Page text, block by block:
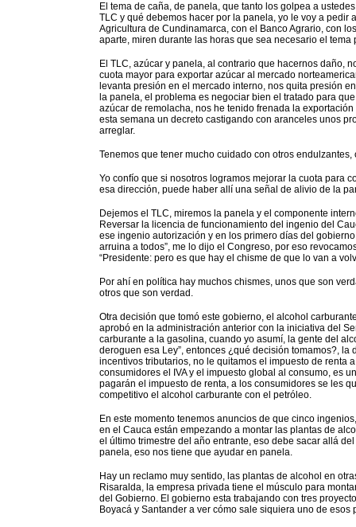
El tema de caña, de panela, que tanto los golpea a
TLC y qué debemos hacer por la panela, yo le voy a
Agricultura de Cundinamarca, con el Banco Agrario, con
aparte, miren durante las horas que sea necesario el tema
El TLC, azúcar y panela, al contrario que hacernos daño,
cuota mayor para exportar azúcar al mercado
levanta presión en el mercado interno, nos quita presión
la panela, el problema es negociar bien el tratado para
azúcar de remolacha, nos he tenido frenada la
esta semana un decreto castigando con aranceles unos
arreglar.
Tenemos que tener mucho cuidado con otros
Yo confío que si nosotros logramos mejorar la cuota para
esa dirección, puede haber allí una señal de alivio de la
Dejemos el TLC, miremos la panela y el componente
Reversar la licencia de funcionamiento del ingenio del
ese ingenio autorización y en los primero días del
arruina a todos”, me lo dijo el Congreso, por eso
“Presidente: pero es que hay el chisme de que lo van a
Por ahí en política hay muchos chismes, unos que son
otros que son verdad.
Otra decisión que tomó este gobierno, el alcohol
aprobó en la administración anterior con la iniciativa del
carburante a la gasolina, cuando yo asumí, la gente del
deroguen esa Ley”, entonces ¿qué decisión tomamos?,
incentivos tributarios, no le quitamos el impuesto de renta
consumidores el IVA y el impuesto global al consumo, es
pagarán el impuesto de renta, a los consumidores se les
competitivo el alcohol carburante con el petróleo.
En este momento tenemos anuncios de que cinco
en el Cauca están empezando a montar las plantas de
el último trimestre del año entrante, eso debe sacar allá
panela, eso nos tiene que ayudar en panela.
Hay un reclamo muy sentido, las plantas de alcohol en
Risaralda, la empresa privada tiene el músculo para
del Gobierno. El gobierno esta trabajando con tres
Boyacá y Santander a ver cómo sale siquiera uno de esos